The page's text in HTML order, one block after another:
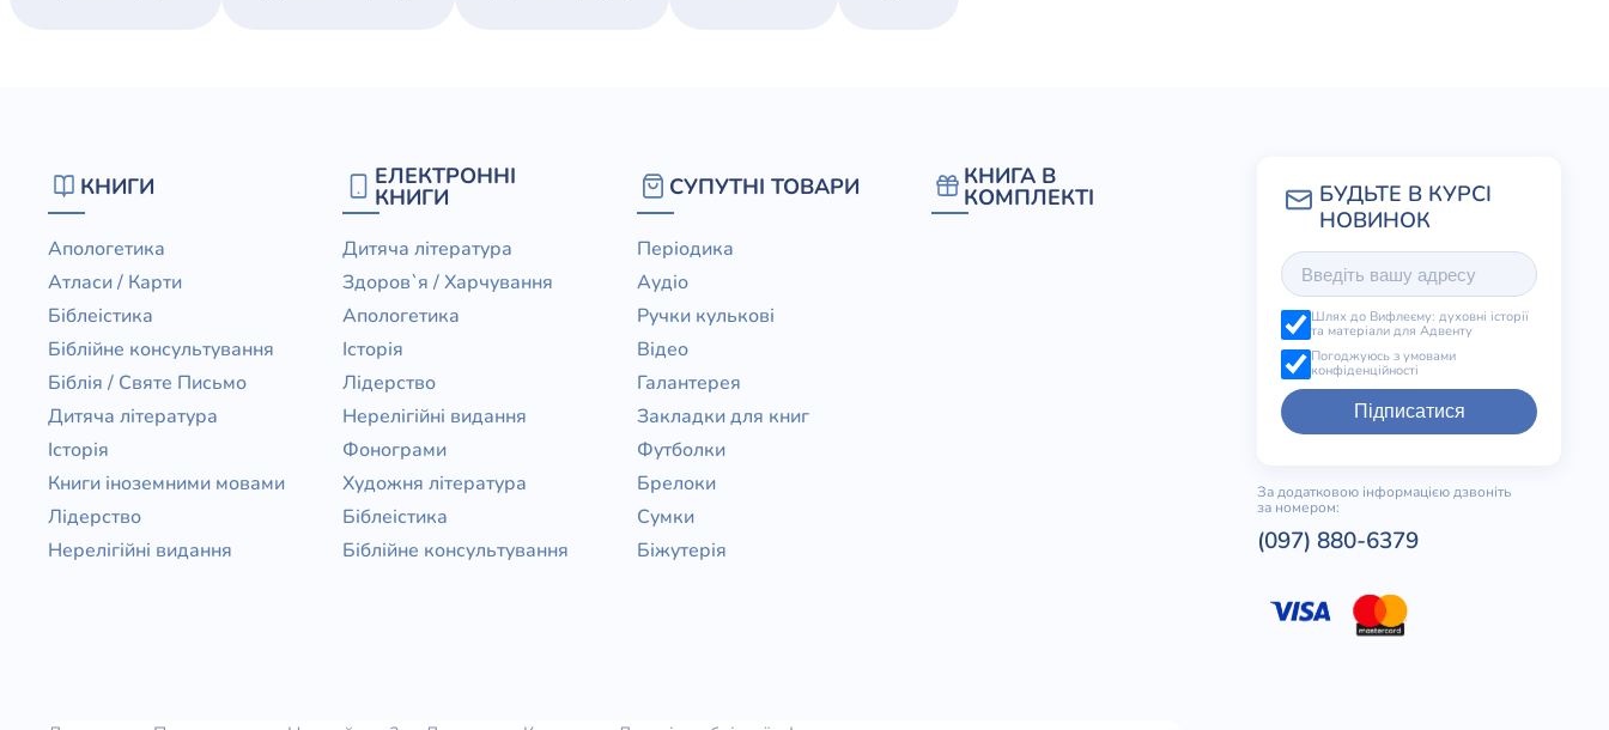
КНИГИ
Апологетика
Атласи / Карти
Біблеістика
Біблійне консультування
Біблія / Святе Письмо
Дитяча література
Історія
Книги іноземними мовами
Лідерство
Нерелігійні видання
ЕЛЕКТРОННІ
КНИГИ
Дитяча література
Здоров`я / Харчування
Апологетика
Історія
Лідерство
Нерелігійні видання
Фонограми
Художня література
Біблеістика
Біблійне консультування
СУПУТНІ ТОВАРИ
Періодика
Аудіо
Ручки кулькові
Відео
Галантерея
Закладки для книг
Футболки
Брелоки
Сумки
Біжутерія
КНИГА В
КОМПЛЕКТІ
Шлях до Вифлеєму: духовні історії
та матеріали для Адвенту
Погоджуюсь з умовами
конфіденційності
Підписатися
За додатковою інформацією дзвоніть
за номером:
(097) 880-6379